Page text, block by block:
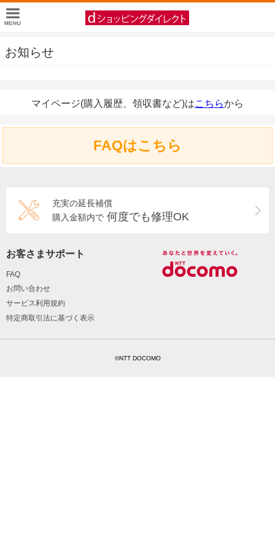
お知らせ
マイページ(購入履歴、領収書など)はこちらから
FAQはこちら
充実の延長補償
購入金額内で 何度でも修理OK
お客さまサポート
FAQ
お問い合わせ
サービス利用規約
特定商取引法に基づく表示
©NTT DOCOMO